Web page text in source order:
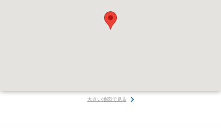
大きい地図で見る